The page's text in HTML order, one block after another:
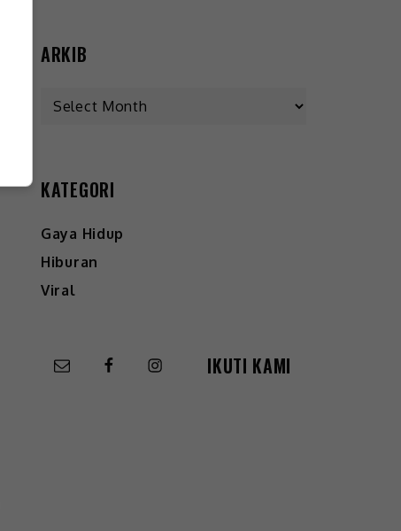
ARKIB
KATEGORI
Gaya Hidup
Hiburan
Viral
IKUTI KAMI